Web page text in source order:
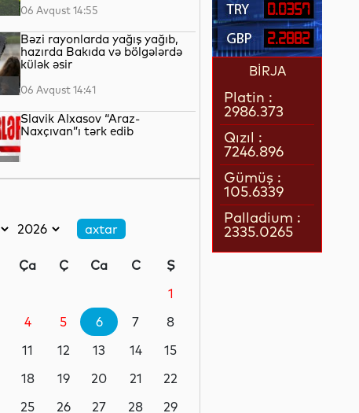
06 Avqust 14:55
Bəzi rayonlarda yağış yağıb,
hazırda Bakıda və bölgələrdə
külək əsir
06 Avqust 14:41
Slavik Alxasov “Araz-
Naxçıvan”ı tərk edib
çəkilişi başa çatıb
06 Avqust 14:34
İndiyədək Bakı-Tbilisi-Ceyhan
çox neft nəql edilib
06 Avqust 14:29
Ça Ç Ca C
Ş
1
4 5 6 7
8
11 12 13 14
15
18 19 20 21
22
25 26 27 28
29
0.0357
2.2882
BİRJA
Platin :
2986.373
Qızıl :
7246.896
Gümüş :
105.6339
Palladium :
2335.0265